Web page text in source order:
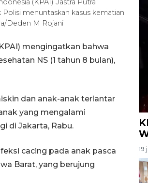
(KPAI) Jastra Putra
menuntaskan kasus kematian
Deden M Rojani
mengingatkan bahwa
NS (1 tahun 8 bulan),
dan anak-anak terlantar
yang mengalami
di Jakarta, Rabu.
cacing pada anak pasca
Barat, yang berujung
19